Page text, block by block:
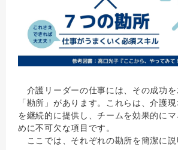
介護リーダーの仕事には、その成功
「勘所」があります。これらは、介護
を継続的に提供し、チームを効果的に
めに不可欠な項目です。
ここでは、それぞれの勘所を簡潔に説